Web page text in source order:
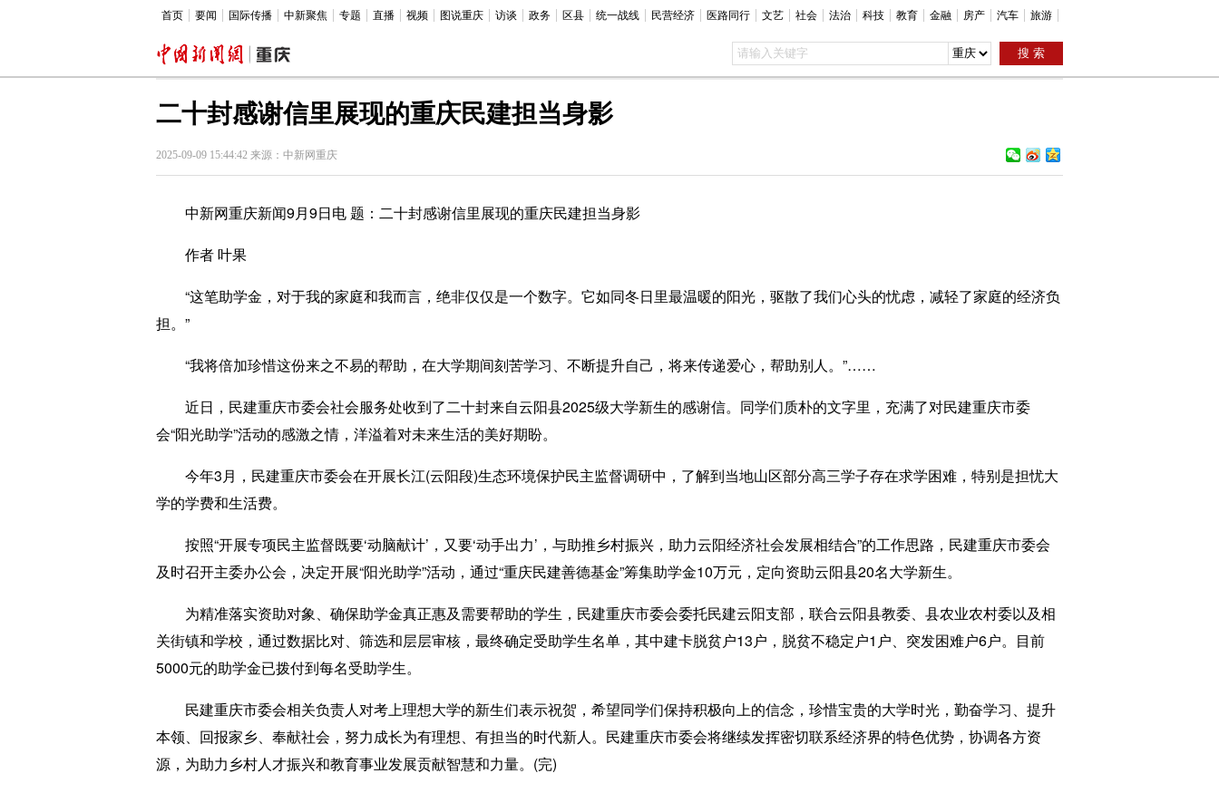
首页 要闻 国际传播 中新聚焦 专题 直播 视频 图说重庆 访谈 政务 区县 统一战线 民营经济 医路同行 文艺 社会 法治 科技 教育 金融 房产 汽车 旅游
二十封感谢信里展现的重庆民建担当身影
2025-09-09 15:44:42 来源：中新网重庆
中新网重庆新闻9月9日电 题：二十封感谢信里展现的重庆民建担当身影
作者 叶果
“这笔助学金，对于我的家庭和我而言，绝非仅仅是一个数字。它如同冬日里最温暖的阳光，驱散了我们心头的忧虑，减轻了家庭的经济负
担。”
“我将倍加珍惜这份来之不易的帮助，在大学期间刻苦学习、不断提升自己，将来传递爱心，帮助别人。”……
近日，民建重庆市委会社会服务处收到了二十封来自云阳县2025级大学新生的感谢信。同学们质朴的文字里，充满了对民建重庆市委
会“阳光助学”活动的感激之情，洋溢着对未来生活的美好期盼。
今年3月，民建重庆市委会在开展长江(云阳段)生态环境保护民主监督调研中，了解到当地山区部分高三学子存在求学困难，特别是担忧大
学的学费和生活费。
按照“开展专项民主监督既要‘动脑献计’，又要‘动手出力’，与助推乡村振兴，助力云阳经济社会发展相结合”的工作思路，民建重庆市委会
及时召开主委办公会，决定开展“阳光助学”活动，通过“重庆民建善德基金”筹集助学金10万元，定向资助云阳县20名大学新生。
为精准落实资助对象、确保助学金真正惠及需要帮助的学生，民建重庆市委会委托民建云阳支部，联合云阳县教委、县农业农村委以及相
关街镇和学校，通过数据比对、筛选和层层审核，最终确定受助学生名单，其中建卡脱贫户13户，脱贫不稳定户1户、突发困难户6户。目前
5000元的助学金已拨付到每名受助学生。
民建重庆市委会相关负责人对考上理想大学的新生们表示祝贺，希望同学们保持积极向上的信念，珍惜宝贵的大学时光，勤奋学习、提升
本领、回报家乡、奉献社会，努力成长为有理想、有担当的时代新人。民建重庆市委会将继续发挥密切联系经济界的特色优势，协调各方资
源，为助力乡村人才振兴和教育事业发展贡献智慧和力量。(完)